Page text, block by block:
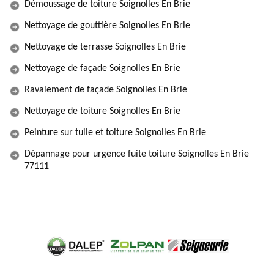
Démoussage de toiture Soignolles En Brie
Nettoyage de gouttière Soignolles En Brie
Nettoyage de terrasse Soignolles En Brie
Nettoyage de façade Soignolles En Brie
Ravalement de façade Soignolles En Brie
Nettoyage de toiture Soignolles En Brie
Peinture sur tuile et toiture Soignolles En Brie
Dépannage pour urgence fuite toiture Soignolles En Brie
77111